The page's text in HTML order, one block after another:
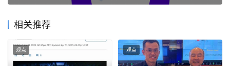
任：哪些发行者可信、合规且具备扩展能力？这个问题已得
到解答。如今的领先发行者展示了运营韧性，新进入者也带
随着发行变得商品化，权力正从铸币转向分销。
相关推荐
观点 观点